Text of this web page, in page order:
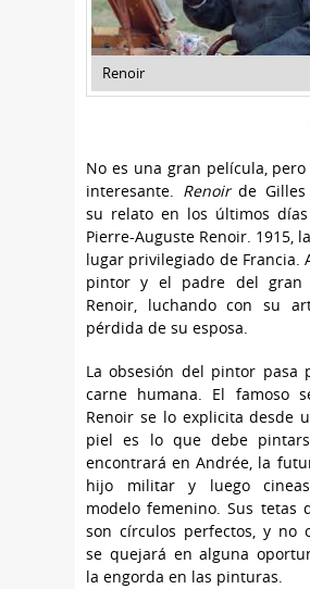
Renoir
No es una gran película,
interesante. Renoirde Gilles
su relato en los últimos
Pierre-Auguste Renoir. 1915,
lugar privilegiado de Francia.
pintor y el padre del gran
Renoir, luchando con su
pérdida de su esposa.
La obsesión del pintor pasa
carne humana. El famoso
Renoir se lo explicita desde
piel es lo que debe
encontrará en Andrée, la
hijo militar y luego
modelo femenino. Sus tetas
son círculos perfectos, y no
se quejará en alguna
la engorda en las pinturas.